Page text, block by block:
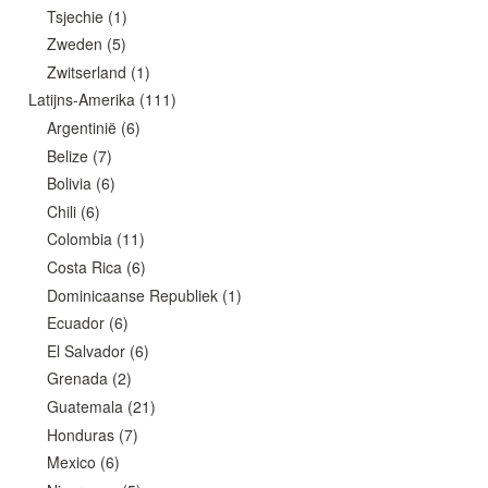
Tsjechie (1)
Zweden (5)
Zwitserland (1)
Latijns-Amerika (111)
Argentinië (6)
Belize (7)
Bolivia (6)
Chili (6)
Colombia (11)
Costa Rica (6)
Dominicaanse Republiek (1)
Ecuador (6)
El Salvador (6)
Grenada (2)
Guatemala (21)
Honduras (7)
Mexico (6)